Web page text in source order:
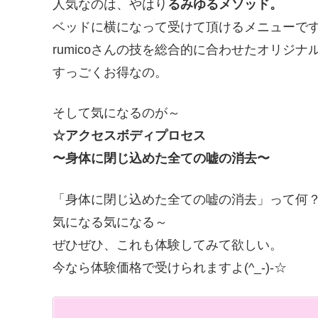
人気なのは、やはり るみゆるメソッド。
ベッドに横になって受けて頂けるメニューです
rumicoさんの技を総合的に合わせたオリジナ
すっごくお得なの。
そして気になるのが～
☆アクセスボディプロセス
〜身体に閉じ込めた全ての嘘の消去〜
「身体に閉じ込めた全ての嘘の消去」って何？
気になる気になる～
ぜひぜひ、これも体験してみて欲しい。
今なら体験価格で受けられますよ(^_-)-☆